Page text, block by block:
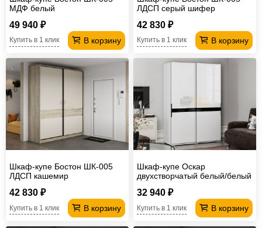
МДФ белый
49 940 ₽
В корзину
Купить в 1 клик
ЛДСП серый шифер
42 830 ₽
В корзину
Купить в 1 клик
Шкаф-купе Бостон ШК-005
ЛДСП кашемир
42 830 ₽
В корзину
Купить в 1 клик
Шкаф-купе Оскар
двухстворчатый белый/белый
32 940 ₽
В корзину
Купить в 1 клик